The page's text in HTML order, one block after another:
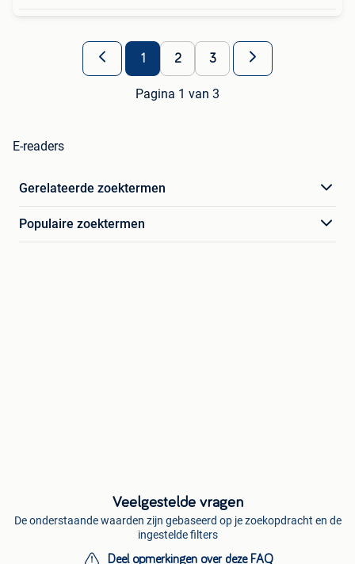
1 2 3
Pagina 1 van 3
E-readers
Gerelateerde zoektermen
Populaire zoektermen
Veelgestelde vragen
De onderstaande waarden zijn gebaseerd op je zoekopdracht en de
ingestelde filters
Deel opmerkingen over deze FAQ